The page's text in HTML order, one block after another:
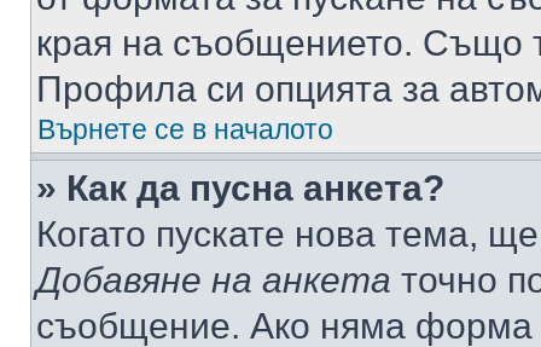
края на съобщението. Също
Профила си опцията за
Върнете се в началото
» Как да пусна анкета?
Когато пускате нова тема,
Добавяне на анкета точно
съобщение. Ако няма форма